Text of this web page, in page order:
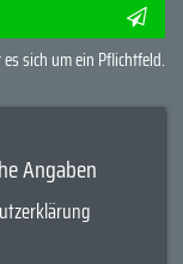
sich um ein Pflichtfeld.
Angaben